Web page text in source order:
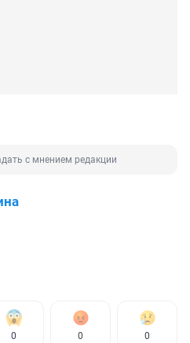
с мнением редакции
0 0 0